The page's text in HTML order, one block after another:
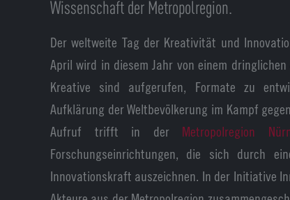
Wissenschaft der Metropolregion.
Der weltweite Tag der Kreativität und
April wird in diesem Jahr von einem
Kreative sind aufgerufen, Formate zu
Aufklärung der Weltbevölkerung im Kampf
Aufruf trifft in der Metropolregion
Forschungseinrichtungen, die sich durch
Innovationskraft auszeichnen. In der Initiative